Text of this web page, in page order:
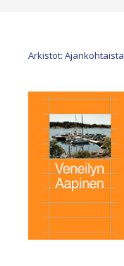
Arkistot: Ajankohtaista